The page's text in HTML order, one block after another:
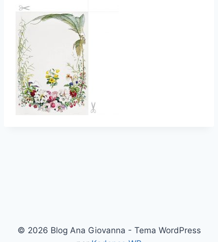
© 2026 Blog Ana Giovanna - Tema WordPress